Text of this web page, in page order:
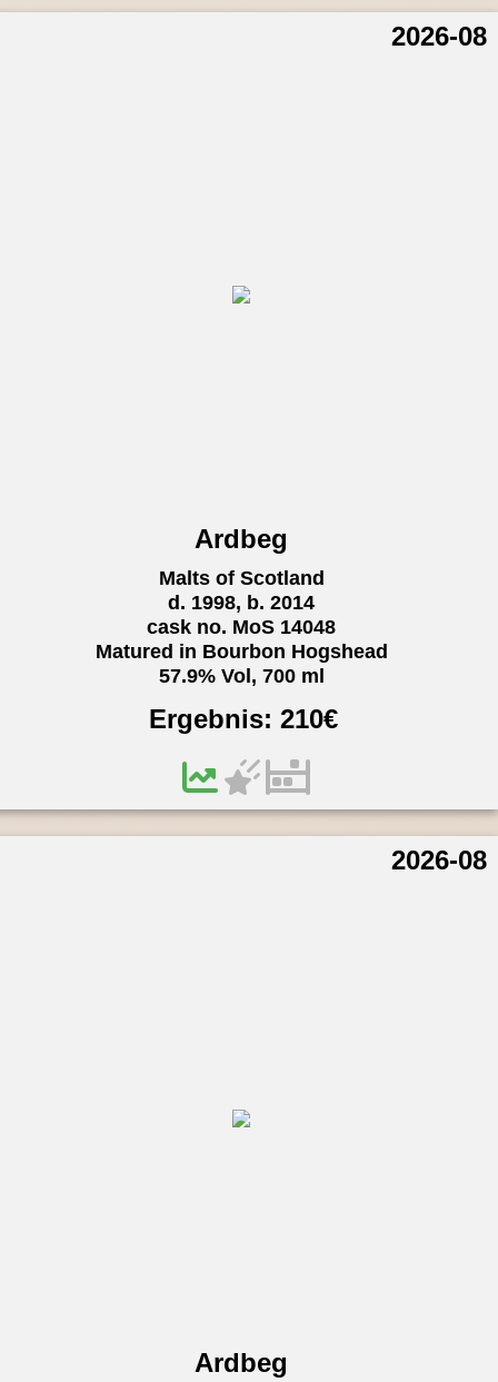
2026-08
Ardbeg
Malts of Scotland
d. 1998, b. 2014
cask no. MoS 14048
Matured in Bourbon Hogshead
57.9% Vol, 700 ml
Ergebnis: 210€
2026-08
Ardbeg